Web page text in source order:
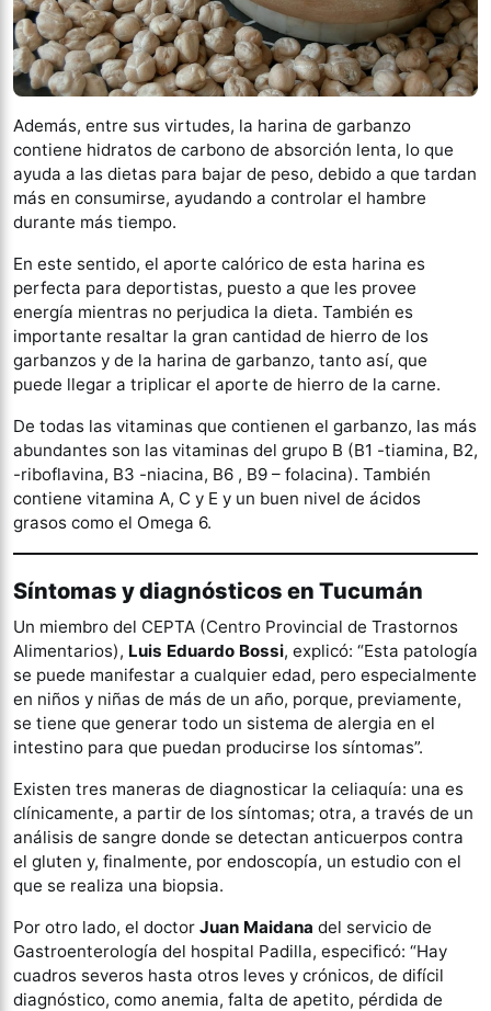
Además, entre sus virtudes, la harina de garbanzo
contiene hidratos de carbono de absorción lenta, lo que
ayuda a las dietas para bajar de peso, debido a que tardan
más en consumirse, ayudando a controlar el hambre
durante más tiempo.
En este sentido, el aporte calórico de esta harina es
perfecta para deportistas, puesto a que les provee
energía mientras no perjudica la dieta. También es
importante resaltar la gran cantidad de hierro de los
garbanzos y de la harina de garbanzo, tanto así, que
puede llegar a triplicar el aporte de hierro de la carne.
De todas las vitaminas que contienen el garbanzo, las más
abundantes son las vitaminas del grupo B (B1 -tiamina, B2,
-riboflavina, B3 -niacina, B6 , B9 – folacina). También
contiene vitamina A, C y E y un buen nivel de ácidos
grasos como el Omega 6.
Síntomas y diagnósticos en Tucumán
Un miembro del CEPTA (Centro Provincial de Trastornos
Alimentarios), Luis Eduardo Bossi, explicó: “Esta patología
se puede manifestar a cualquier edad, pero especialmente
en niños y niñas de más de un año, porque, previamente,
se tiene que generar todo un sistema de alergia en el
intestino para que puedan producirse los síntomas”.
Existen tres maneras de diagnosticar la celiaquía: una es
clínicamente, a partir de los síntomas; otra, a través de un
análisis de sangre donde se detectan anticuerpos contra
el gluten y, finalmente, por endoscopía, un estudio con el
que se realiza una biopsia.
Por otro lado, el doctor Juan Maidana del servicio de
Gastroenterología del hospital Padilla, especificó: “Hay
cuadros severos hasta otros leves y crónicos, de difícil
diagnóstico, como anemia, falta de apetito, pérdida de